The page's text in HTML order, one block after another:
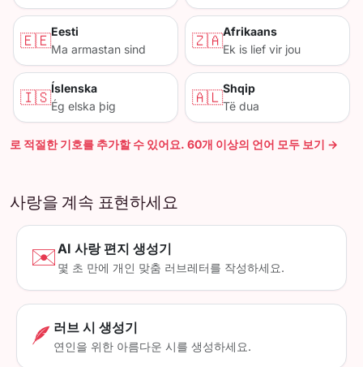
🇪🇪Eesti
Ma armastan sind
🇿🇦Afrikaans
Ek is lief vir jou
🇮🇸Íslenska
Ég elska þig
🇦🇱Shqip
Të dua
로 적절한 기호를 추가할 수 있어요. 60개 이상의 언어 모두 보기 →
사랑을 계속 표현하세요
✉️AI 사랑 편지 생성기
몇 초 만에 개인 맞춤 러브레터를 작성하세요.
🪶 러브 시 생성기
연인을 위한 아름다운 시를 생성하세요.